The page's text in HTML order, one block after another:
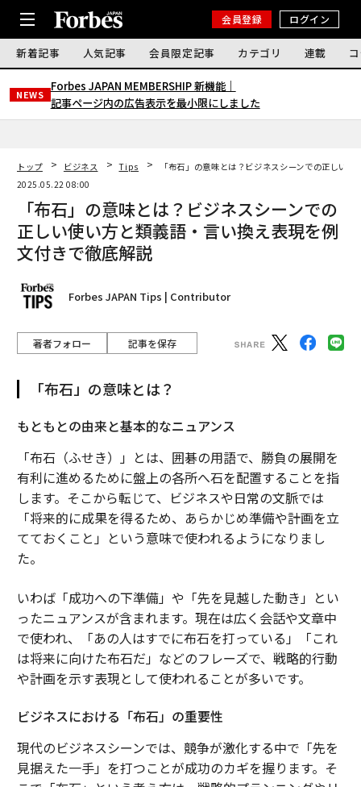
会員登録 ログイン
新着記事 人気記事 会員限定記事 カテゴリ 連載
NEWS
Forbes JAPAN MEMBERSHIP 新機能｜
記事ページ内の広告表示を最小限にしました
トップ ビジネス Tips
「布石」の意味とは？ビジネスシーンでの正しい
2025.05.22 08:00
「布石」の意味とは？ビジネスシーンでの
正しい使い方と類義語・言い換え表現を例
文付きで徹底解説
Forbes JAPAN Tips | Contributor
著者フォロー 記事を保存
「布石」の意味とは？
もともとの由来と基本的なニュアンス
「布石（ふせき）」とは、囲碁の用語で、勝負の展開を
有利に進めるために盤上の各所へ石を配置することを指
します。そこから転じて、ビジネスや日常の文脈では
「将来的に成果を得るため、あらかじめ準備や計画を立
てておくこと」という意味で使われるようになりまし
た。
いわば「成功への下準備」や「先を見越した動き」とい
ったニュアンスが含まれます。現在は広く会話や文章中
で使われ、「あの人はすでに布石を打っている」「これ
は将来に向けた布石だ」などのフレーズで、戦略的行動
や計画を示す表現として使われることが多いです。
ビジネスにおける「布石」の重要性
現代のビジネスシーンでは、競争が激化する中で「先を
見据えた一手」を打つことが成功のカギを握ります。そ